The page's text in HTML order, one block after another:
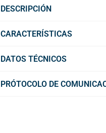
DESCRIPCIÓN
CARACTERÍSTICAS
DATOS TÉCNICOS
PRÓTOCOLO DE